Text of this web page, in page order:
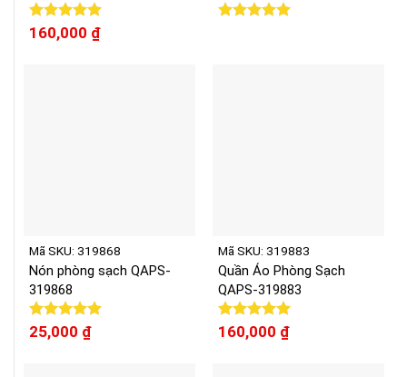
Được xếp
hạng
160,000 ₫
hồng NPU-PS10020510
Mã SKU: 319868
Nón phòng sạch QAPS-
319868
Được xếp
hạng
5.00
25,000 ₫
Mã SKU: 319883
Quần Áo Phòng Sạch
QAPS-319883
Được xếp
hạng
160,000 ₫